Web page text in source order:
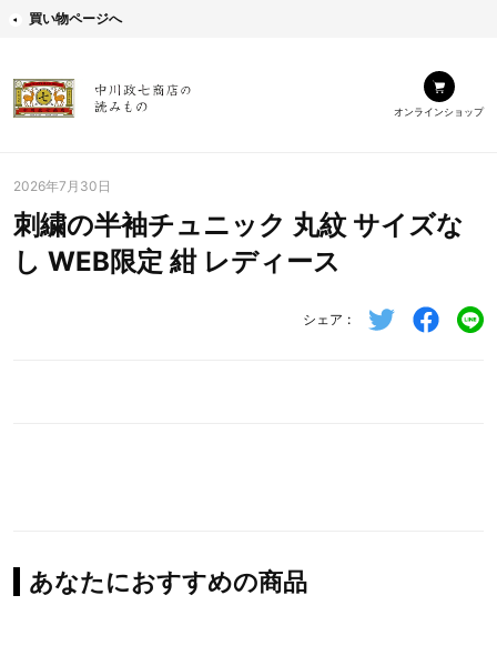
買い物ページへ
オンラインショップ
2026年7月30日
刺繍の半袖チュニック 丸紋 サイズな
し WEB限定 紺 レディース
シェア
あなたにおすすめの商品